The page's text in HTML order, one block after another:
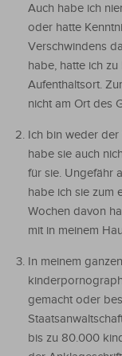
Auch habe ich
oder hatte
Verschwindens
habe, hatte ich
Aufenthaltsort.
nicht am Ort des
Ich bin weder der
habe sie auch
für sie. Ungefähr
habe ich sie zum
Wochen davon
mit in meinem
In meinem
gemacht oder
bis zu 80.000